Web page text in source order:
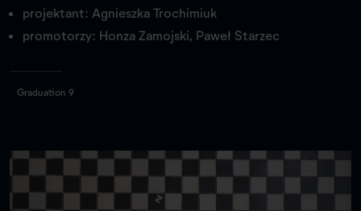
projektant: Agnieszka Trochimiuk
promotorzy: Honza Zamojski, Paweł Starzec
Graduation 9